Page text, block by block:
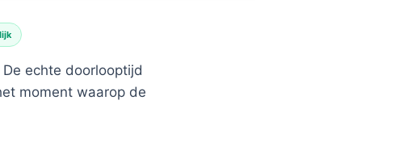
echte doorlooptijd
moment waarop de